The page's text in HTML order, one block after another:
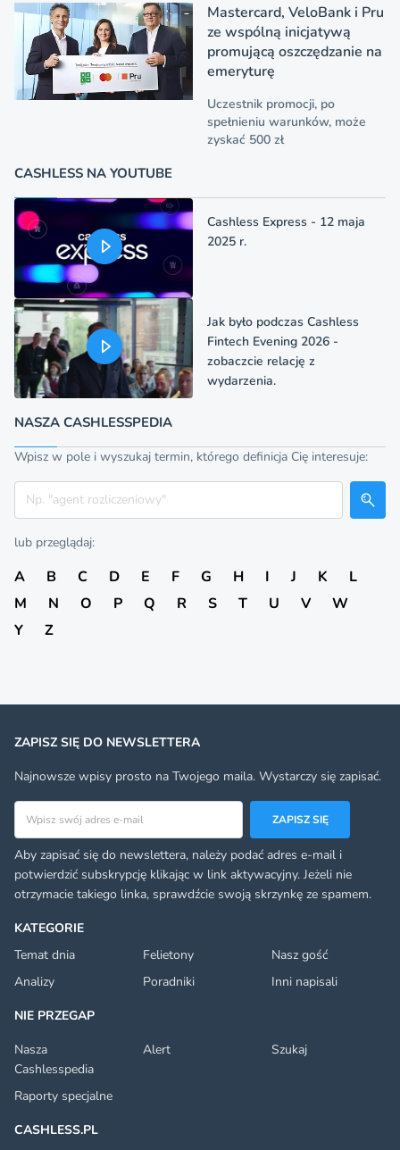
Mastercard, VeloBank i Pru
ze wspólną inicjatywą
promującą oszczędzanie na
emeryturę
Uczestnik promocji, po
spełnieniu warunków, może
zyskać 500 zł
CASHLESS NA YOUTUBE
Cashless Express - 12 maja
2025 r.
Jak było podczas Cashless
Fintech Evening 2026 -
zobaczcie relację z
wydarzenia.
NASZA CASHLESSPEDIA
Wpisz w pole i wyszukaj termin, którego definicja Cię interesuje:
Szukaj
lub przeglądaj:
A B C D E F G H I J K
L
M
N O P Q R S T U V
W
Y
Z
KATEGORIE
Temat dnia
Felietony
Nasz gość
Analizy
Poradniki
Inni napisali
NIE PRZEGAP
Nasza
Cashlesspedia
Alert Szukaj
Raporty specjalne
CASHLESS.PL
ZAPISZ SIĘ DO NEWSLETTERA
Najnowsze wpisy prosto na Twojego maila. Wystarczy się zapisać.
ZAPISZ SIĘ
Aby zapisać się do newslettera, należy podać adres e-mail i
potwierdzić subskrypcję klikając w link aktywacyjny. Jeżeli nie
otrzymacie takiego linka, sprawdźcie swoją skrzynkę ze spamem.